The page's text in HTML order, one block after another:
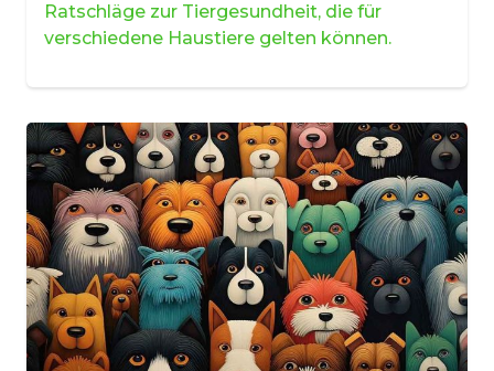
Ratschläge zur Tiergesundheit, die für
verschiedene Haustiere gelten können.